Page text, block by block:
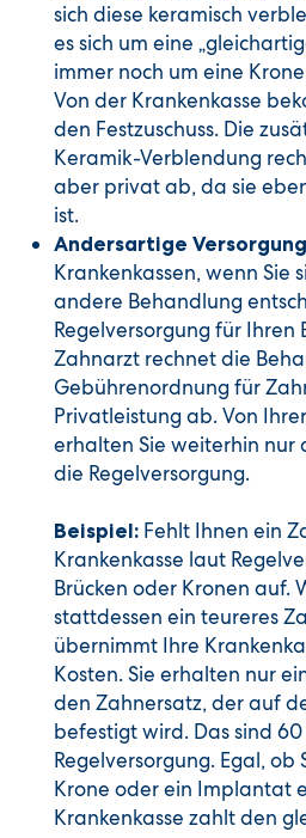
sich diese keramisch
es sich um eine
immer noch um eine
Von der Krankenkasse
den Festzuschuss. Die
Keramik-Verblendung
aber privat ab, da sie
ist.
Andersartige
Krankenkassen, wenn Sie
andere Behandlung
Regelversorgung für Ihren
Zahnarzt rechnet die
Gebührenordnung für
Privatleistung ab. Von
erhalten Sie weiterhin nur
die Regelversorgung.
Beispiel: Fehlt Ihnen ein
Krankenkasse laut
Brücken oder Kronen auf.
stattdessen ein teureres
übernimmt Ihre
Kosten. Sie erhalten nur
den Zahnersatz, der auf
befestigt wird. Das sind
Regelversorgung. Egal, ob
Krone oder ein Implantat
Krankenkasse zahlt den